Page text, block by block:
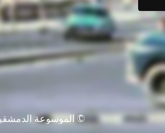
© الموسوعة الدمشقية